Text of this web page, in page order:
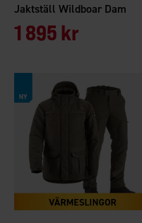
Jaktställ Wildboar Dam
1 895 kr